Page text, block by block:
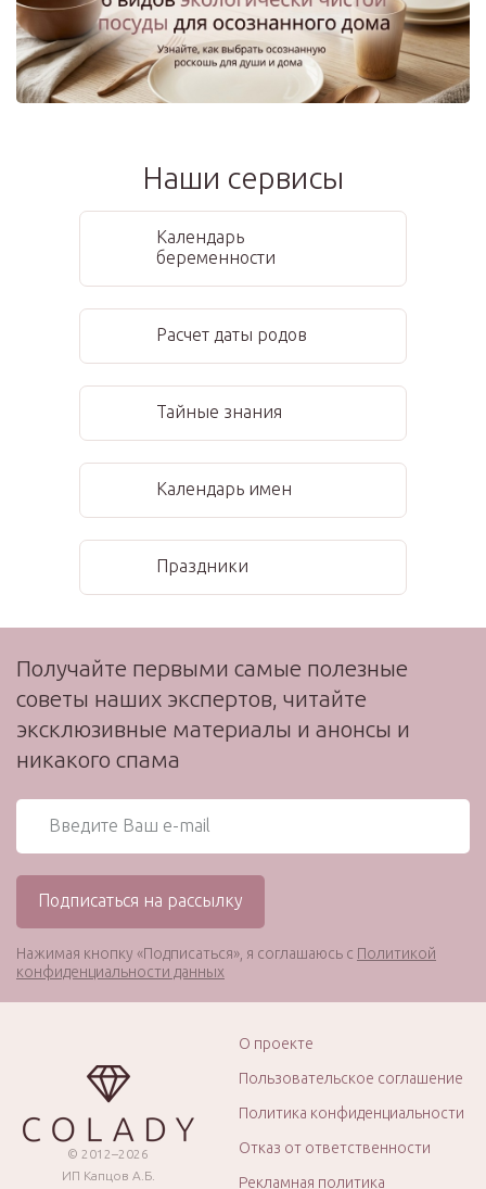
Наши сервисы
Календарь
беременности
Расчет даты родов
Тайные знания
Календарь имен
Праздники
Получайте первыми самые полезные
советы наших экспертов, читайте
эксклюзивные материалы и анонсы и
никакого спама
Нажимая кнопку «Подписаться», я соглашаюсь с Политикой
конфиденциальности данных
© 2012–2026
ИП Капцов А.Б.
О проекте
Пользовательское соглашение
Политика конфиденциальности
Отказ от ответственности
Рекламная политика